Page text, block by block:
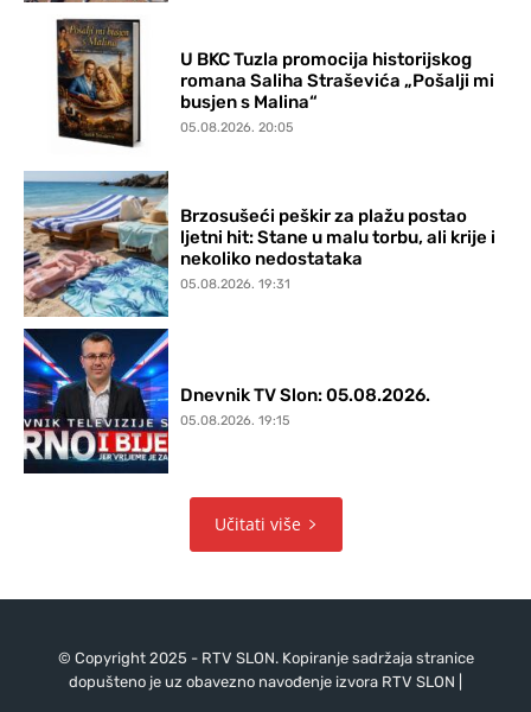
U BKC Tuzla promocija historijskog
romana Saliha Straševića „Pošalji mi
busjen s Malina“
05.08.2026. 20:05
Brzosušeći peškir za plažu postao
ljetni hit: Stane u malu torbu, ali krije i
nekoliko nedostataka
05.08.2026. 19:31
Dnevnik TV Slon: 05.08.2026.
05.08.2026. 19:15
Učitati više
© Copyright 2025 - RTV SLON. Kopiranje sadržaja stranice
dopušteno je uz obavezno navođenje izvora RTV SLON |